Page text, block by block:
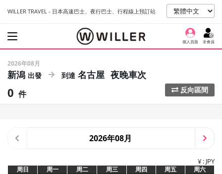
WILLER TRAVEL - 日本高速巴士、夜行巴士、行程線上預訂站
個人頁面 非會員
2026年08月
新潟 名古屋 夜晚車次
0 件 反向區間
2026年08月
¥ : JPY
周日 周一 周二 周三 周四 周五 周六